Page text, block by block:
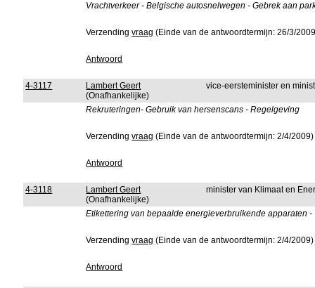
Vrachtverkeer - Belgische autosnelwegen - Gebrek aan
Verzendingvraag (Einde van de antwoordtermijn: 26/3/
Antwoord
4-3117
Lambert Geert
(Onafhankelijke)
vice-eersteminister en
Rekruteringen- Gebruik van hersenscans - Regelgeving
Verzendingvraag (Einde van de antwoordtermijn: 2/4/2009)
Antwoord
4-3118
Lambert Geert
(Onafhankelijke)
minister van Klimaat en
Etikettering van bepaalde energieverbruikende apparaten
Verzendingvraag (Einde van de antwoordtermijn: 2/4/2009)
Antwoord